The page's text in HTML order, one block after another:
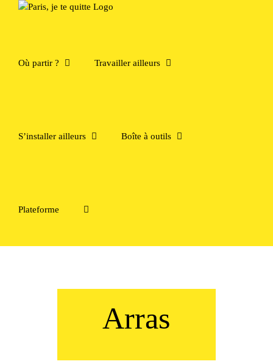
Passer
Où partir ? Travailler ailleurs
S’installer ailleurs Boîte à outils
Plateforme
Arras